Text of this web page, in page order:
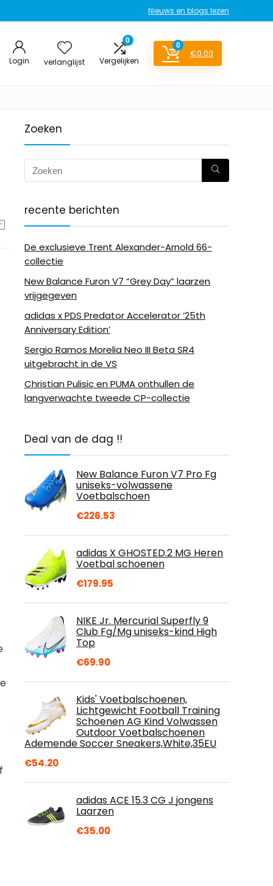
Nieuws en blogs lezen
Login verlanglijst
0
Vergelijken
0
€0.00
Zoeken
recente berichten
De exclusieve Trent Alexander-Arnold 66-
collectie
New Balance Furon V7 “Grey Day” laarzen
vrijgegeven
adidas x PDS Predator Accelerator ’25th
Anniversary Edition’
Sergio Ramos Morelia Neo III Beta SR4
uitgebracht in de VS
Christian Pulisic en PUMA onthullen de
langverwachte tweede CP-collectie
Deal van de dag !!
New Balance Furon V7 Pro Fg
uniseks-volwassene
Voetbalschoen
€226.53
adidas X GHOSTED.2 MG Heren
Voetbal schoenen
€179.95
NIKE Jr. Mercurial Superfly 9
Club Fg/Mg uniseks-kind High
Top
€69.90
Kids' Voetbalschoenen,
Lichtgewicht Football Training
Schoenen AG Kind Volwassen
Outdoor Voetbalschoenen
Ademende Soccer Sneakers,White,35EU
€54.20
adidas ACE 15.3 CG J jongens
Laarzen
€35.00